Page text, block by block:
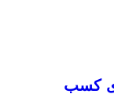
کسب